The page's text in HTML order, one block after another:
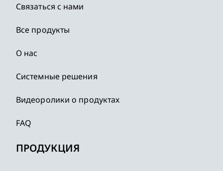
Связаться с нами
Все продукты
О нас
Системные решения
Видеоролики о продуктах
FAQ
ПРОДУКЦИЯ